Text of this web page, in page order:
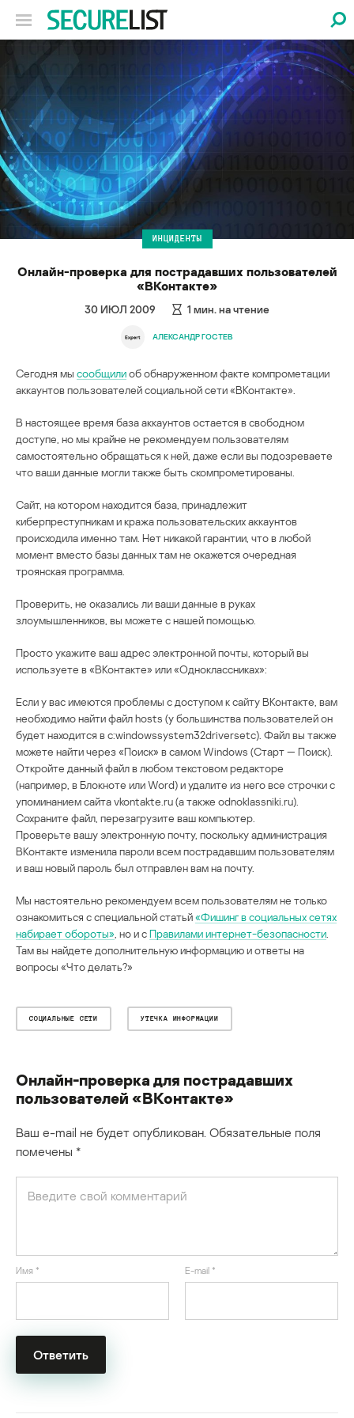
ИНЦИДЕНТЫ
Онлайн-проверка для пострадавших пользователей
«ВКонтакте»
30 ИЮЛ 2009 1 мин. на чтение
АЛЕКСАНДР ГОСТЕВ
Сегодня мы сообщилиоб обнаруженном факте компрометации
аккаунтов пользователей социальной сети «ВКонтакте».
В настоящее время база аккаунтов остается в свободном
доступе, но мы крайне не рекомендуем пользователям
самостоятельно обращаться к ней, даже если вы подозреваете
что ваши данные могли также быть скомпрометированы.
Сайт, на котором находится база, принадлежит
киберпреступникам и кража пользовательских аккаунтов
происходила именно там. Нет никакой гарантии, что в любой
момент вместо базы данных там не окажется очередная
троянская программа.
Проверить, не оказались ли ваши данные в руках
злоумышленников, вы можете с нашей помощью.
Просто укажите ваш адрес электронной почты, который вы
используете в «ВКонтакте» или «Одноклассниках»:
Если у вас имеются проблемы с доступом к сайту ВКонтакте, вам
необходимо найти файл hosts (у большинства пользователей он
будет находится в c:windowssystem32driversetc). Файл вы также
можете найти через «Поиск» в самом Windows (Старт — Поиск).
Откройте данный файл в любом текстовом редакторе
(например, в Блокноте или Word) и удалите из него все строчки с
упоминанием сайта vkontakte.ru (а также odnoklassniki.ru).
Сохраните файл, перезагрузите ваш компьютер.
Проверьте вашу электронную почту, поскольку администрация
ВКонтакте изменила пароли всем пострадавшим пользователям
и ваш новый пароль был отправлен вам на почту.
Мы настоятельно рекомендуем всем пользователям не только
ознакомиться с специальной статьй«Фишинг в социальных сетях
набирает обороты» , но и сПравилами интернет-безопасности
Там вы найдете дополнительную информацию и ответы на
вопросы «Что делать?»
СОЦИАЛЬНЫЕ СЕТИ УТЕЧКА ИНФОРМАЦИИ
Онлайн-проверка для пострадавших
пользователей «ВКонтакте»
Ваш e-mail не будет опубликован. Обязательные поля
помечены *
Имя * E-mail *